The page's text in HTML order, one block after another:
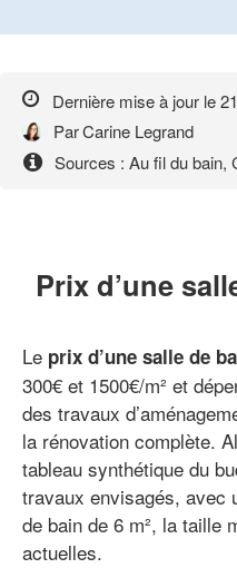
Dernière mise à jour le
ParCarine Legrand
Sources : Au fil du bain,
Prix d’une
Le prix d’une salle de
300€ et 1500€/m² et
des travaux
la rénovation complète.
tableau synthétique du
travaux envisagés, avec
de bain de 6 m², la taille
actuelles.